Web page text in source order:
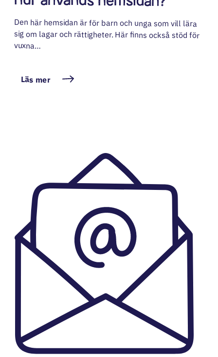
Den här hemsidan är för barn och unga som vill lära
sig om lagar och rättigheter. Här finns också stöd för
vuxna…
Läs mer